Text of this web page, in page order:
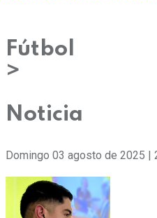
Fútbol
>
Noticia
Domingo 03 agosto de 2025 |